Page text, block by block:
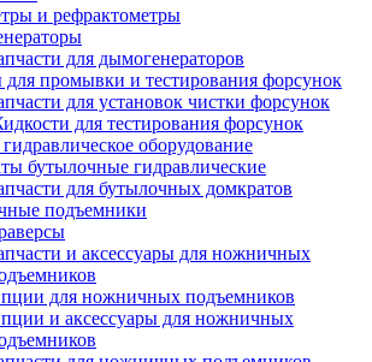
и рефрактометры
для дымогенераторов
промывки и тестирования форсунок
для установок чистки форсунок
для тестирования форсунок
оборудование
бутылочные гидравлические
для бутылочных домкратов
подъемники
и аксессуары для ножничных
для ножничных подъемников
и аксессуары для ножничных